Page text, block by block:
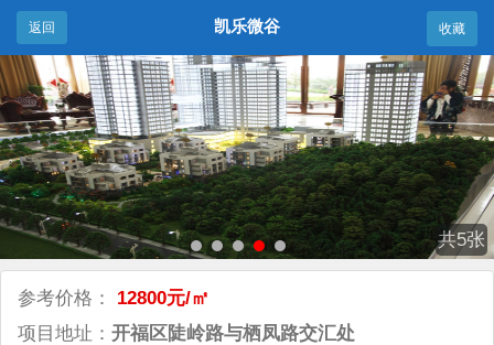
返回 收藏
凯乐微谷
共5张
参考价格： 12800元/㎡
项目地址： 开福区陡岭路与栖凤路交汇处